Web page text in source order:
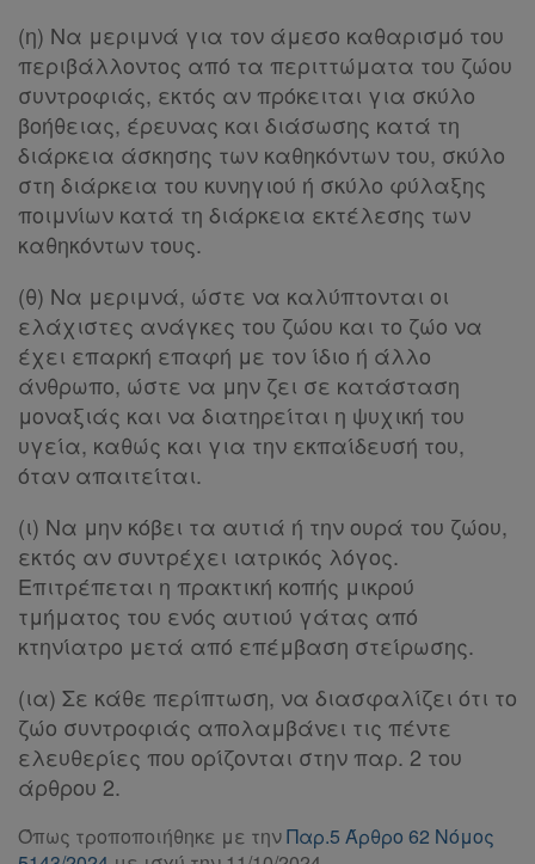
(η) Να μεριμνά για τον άμεσο καθαρισμό του
περιβάλλοντος από τα περιττώματα του ζώου
συντροφιάς, εκτός αν πρόκειται για σκύλο
βοήθειας, έρευνας και διάσωσης κατά τη
διάρκεια άσκησης των καθηκόντων του, σκύλο
στη διάρκεια του κυνηγιού ή σκύλο φύλαξης
ποιμνίων κατά τη διάρκεια εκτέλεσης των
καθηκόντων τους.
(θ) Να μεριμνά, ώστε να καλύπτονται οι
ελάχιστες ανάγκες του ζώου και το ζώο να
έχει επαρκή επαφή με τον ίδιο ή άλλο
άνθρωπο, ώστε να μην ζει σε κατάσταση
μοναξιάς και να διατηρείται η ψυχική του
υγεία, καθώς και για την εκπαίδευσή του,
όταν απαιτείται.
(ι) Να μην κόβει τα αυτιά ή την ουρά του ζώου,
εκτός αν συντρέχει ιατρικός λόγος.
Επιτρέπεται η πρακτική κοπής μικρού
τμήματος του ενός αυτιού γάτας από
κτηνίατρο μετά από επέμβαση στείρωσης.
(ια) Σε κάθε περίπτωση, να διασφαλίζει ότι το
ζώο συντροφιάς απολαμβάνει τις πέντε
ελευθερίες που ορίζονται στην παρ. 2 του
άρθρου 2.
Όπως τροποποιήθηκε με τηνΠαρ.5 Άρθρο 62 Νόμος